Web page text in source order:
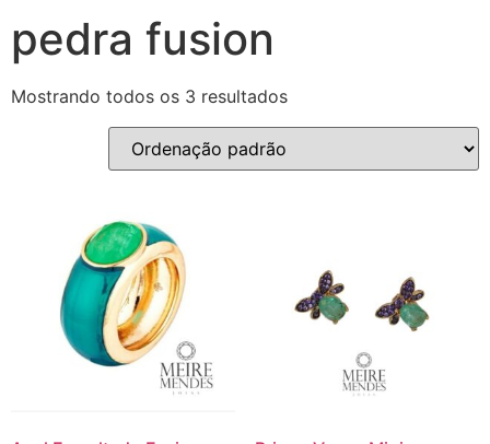
pedra fusion
Mostrando todos os 3 resultados